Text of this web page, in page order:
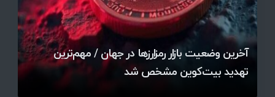
آخرین وضعیت بازار رمزارزها در جهان / مهم‌ترین
تهدید بیت‌کوین مشخص شد
اتفاق تاریخی در بازار رمزارزها / بیت‌کوین سبز شد
قیمت تتر، بیت‌کوین و اتریوم امروز دوشنبه ۵ مرداد
۱۴۰۵ | بیت‌کوین این مرز را از دست بدهد، همه‌چیز
تغییر می‌کند
رقابت پنهان دولت‌ها بر سر بیت‌کوین/ ۱۰ کشور برتر
کدامند؟
اتفاق مهم در بازار رمزارزها / بیت‌کوین وارد فاز تازه شد
تازه‌ترین رسوایی ارز دیجیتال؛ شکایت میلیاردی روی
میز / ۶۲۲ بیت‌کوین کجا رفت؟
بحران بدهی شرکت‌ها و خطر فروش اجباری میلیاردها
دلار بیت‌کوین
آیا بیت‌کوین دوباره به کانال ۴۴ هزار دلار برمی‌گردد؟